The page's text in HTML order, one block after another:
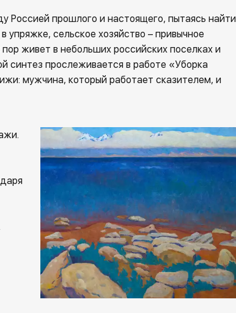
Россией прошлого и настоящего, пытаясь найти
сельское хозяйство – привычное
живет в небольших российских поселках и
синтез прослеживается в работе «Уборка
мужчина, который работает сказителем, и